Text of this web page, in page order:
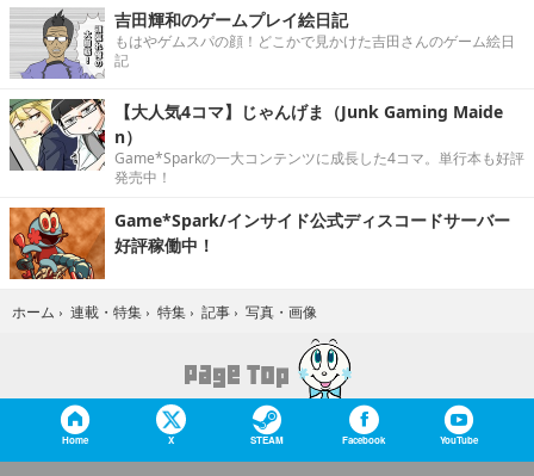
吉田輝和のゲームプレイ絵日記
もはやゲムスパの顔！どこかで見かけた吉田さんのゲーム絵日
記
【大人気4コマ】じゃんげま（Junk Gaming Maide
n）
Game*Sparkの一大コンテンツに成長した4コマ。単行本も好評
発売中！
Game*Spark/インサイド公式ディスコードサーバー
好評稼働中！
ホーム › 連載・特集 › 特集 › 記事 › 写真・画像
Home X STEAM Facebook YouTube